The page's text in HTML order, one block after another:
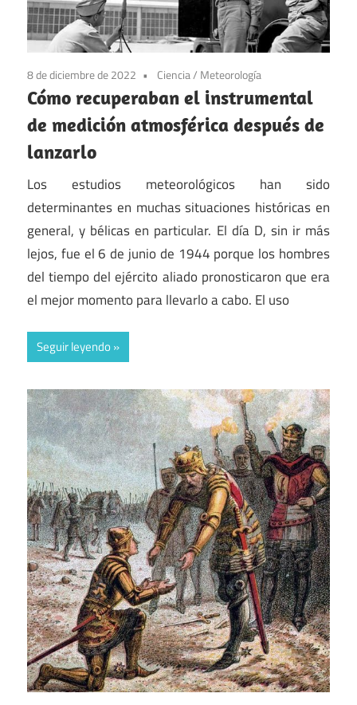
8 de diciembre de 2022 Ciencia/ Meteorología
Cómo recuperaban el instrumental
de medición atmosférica después de
lanzarlo
Los estudios meteorológicos han sido
determinantes en muchas situaciones históricas en
general, y bélicas en particular. El día D, sin ir más
lejos, fue el 6 de junio de 1944 porque los hombres
del tiempo del ejército aliado pronosticaron que era
el mejor momento para llevarlo a cabo. El uso
Seguir leyendo